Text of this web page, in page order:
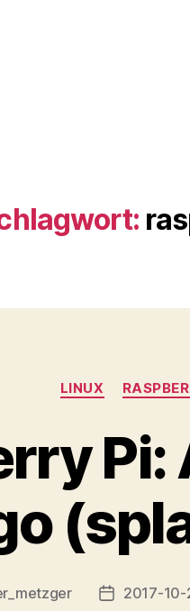
LINUX
2017-10-